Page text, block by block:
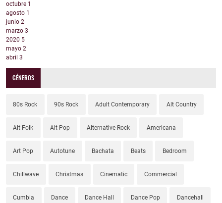
octubre 1
agosto 1
junio 2
marzo 3
2020 5
mayo 2
abril 3
GÉNEROS
80s Rock 90s Rock Adult Contemporary Alt Country
Alt Folk Alt Pop Alternative Rock Americana
Art Pop Autotune Bachata Beats Bedroom
Chillwave Christmas Cinematic Commercial
Cumbia Dance Dance Hall Dance Pop Dancehall